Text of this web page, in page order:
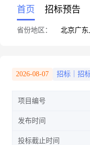
首页 招标预告
省份地区： 北京广东
2026-08-07 招标｜招
项目编号
发布时间
投标截止时间